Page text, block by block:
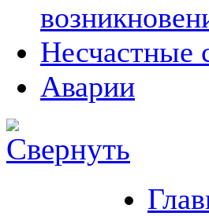
Несчастные
Аварии